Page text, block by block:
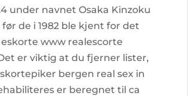
under navnet Osaka Kinzoku
de i 1982 ble kjent for det
www realescorte
er viktig at du fjerner lister,
bergen real sex in
er beregnet til ca